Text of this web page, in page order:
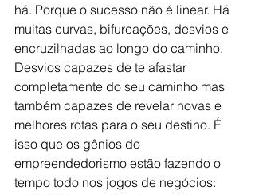
há. Porque o sucesso não é linear. Há
muitas curvas, bifurcações, desvios e
encruzilhadas ao longo do caminho.
Desvios capazes de te afastar
completamente do seu caminho mas
também capazes de revelar novas e
melhores rotas para o seu destino. É
isso que os gênios do
empreendedorismo estão fazendo o
tempo todo nos jogos de negócios: